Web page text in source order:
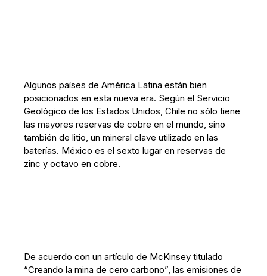
Algunos países de América Latina están bien
posicionados en esta nueva era. Según el Servicio
Geológico de los Estados Unidos, Chile no sólo tiene
las mayores reservas de cobre en el mundo, sino
también de litio, un mineral clave utilizado en las
baterías. México es el sexto lugar en reservas de
zinc y octavo en cobre.
De acuerdo con un artículo de McKinsey titulado
“Creando la mina de cero carbono”, las emisiones de